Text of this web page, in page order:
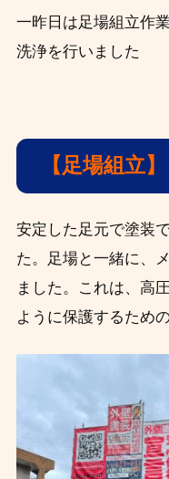
一昨日は足場組立作
洗浄を行いました
【足場組立】
安定した足元で塗装
た。足場と一緒に、
ました。これは、高
ように保護するため